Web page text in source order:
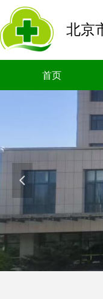
北京
首页
넳